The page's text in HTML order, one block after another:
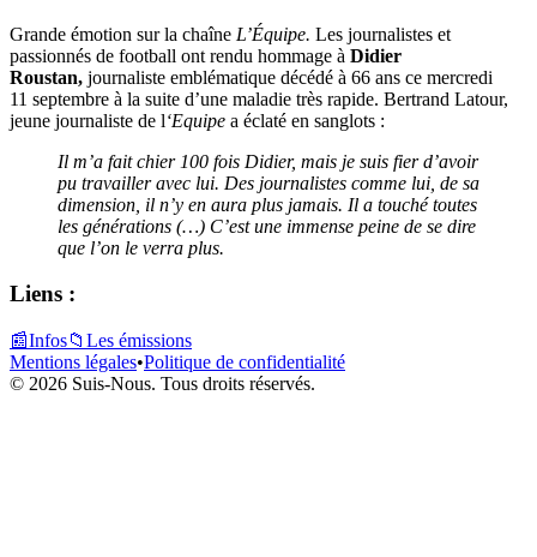
Grande émotion sur la chaîne L’Équipe. Les journalistes et
passionnés de football ont rendu hommage à Didier
Roustan, journaliste emblématique décédé à 66 ans ce mercredi
11 septembre à la suite d’une maladie très rapide. Bertrand Latour,
jeune journaliste de l‘Equipe a éclaté en sanglots :
Il m’a fait chier 100 fois Didier, mais je suis fier d’avoir
pu travailler avec lui. Des journalistes comme lui, de sa
dimension, il n’y en aura plus jamais. Il a touché toutes
les générations (…) C’est une immense peine de se dire
que l’on le verra plus.
Liens :
📰Infos📁 Les émissions
Mentions légales•Politique de confidentialité
© 2026 Suis-Nous. Tous droits réservés.